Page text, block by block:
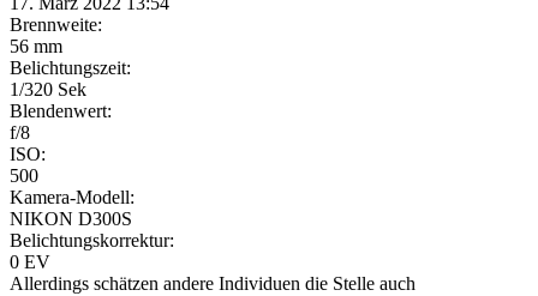
Brennweite:
56 mm
Belichtungszeit:
1/320 Sek
Blendenwert:
f/8
ISO:
500
Kamera-Modell:
NIKON D300S
Belichtungskorrektur:
0 EV
Allerdings schätzen andere Individuen die Stelle auch